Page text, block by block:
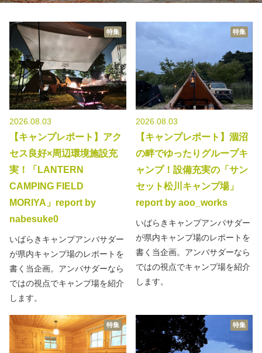
湖畔キャンプ
利用規約
プライバシーポリシー
特集
2026.08.03
【キャンプレポート】アク
セス良好×周辺環境施設充
実！「LANTERN
CAMPING FIELD
MORIYA」report by
nabesuke0
いばらきキャンプアンバサダー
が県内キャンプ場のレポートを
書く当企画。アンバサダーなら
ではの視点でキャンプ場を紹介
します。
特集
2026.08.03
【キャンプレポート】涸沼
の畔でゆったりグループキ
ャンプ！設備充実の「サン
セット松川キャンプ場」
report by aoo_works
いばらきキャンプアンバサダー
が県内キャンプ場のレポートを
書く当企画。アンバサダーなら
ではの視点でキャンプ場を紹介
します。
特集 特集